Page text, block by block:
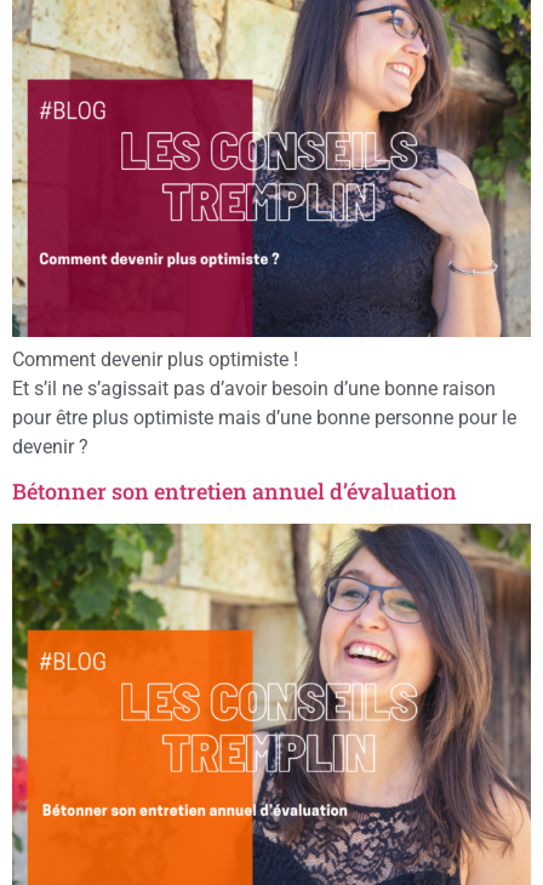
Comment devenir plus optimiste !
Et s’il ne s’agissait pas d’avoir besoin d’une bonne raison
pour être plus optimiste mais d’une bonne personne pour le
devenir ?
Bétonner son entretien annuel d’évaluation